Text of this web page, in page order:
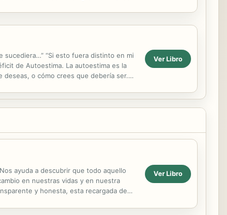
sucediera…” “Si esto fuera distinto en mi
de Autoestima. La autoestima es la
o cómo crees que debería ser.
Ver Libro
ayuda a descubrir que todo aquello
en nuestras vidas y en nuestra
y honesta, esta recargada de
Ver Libro